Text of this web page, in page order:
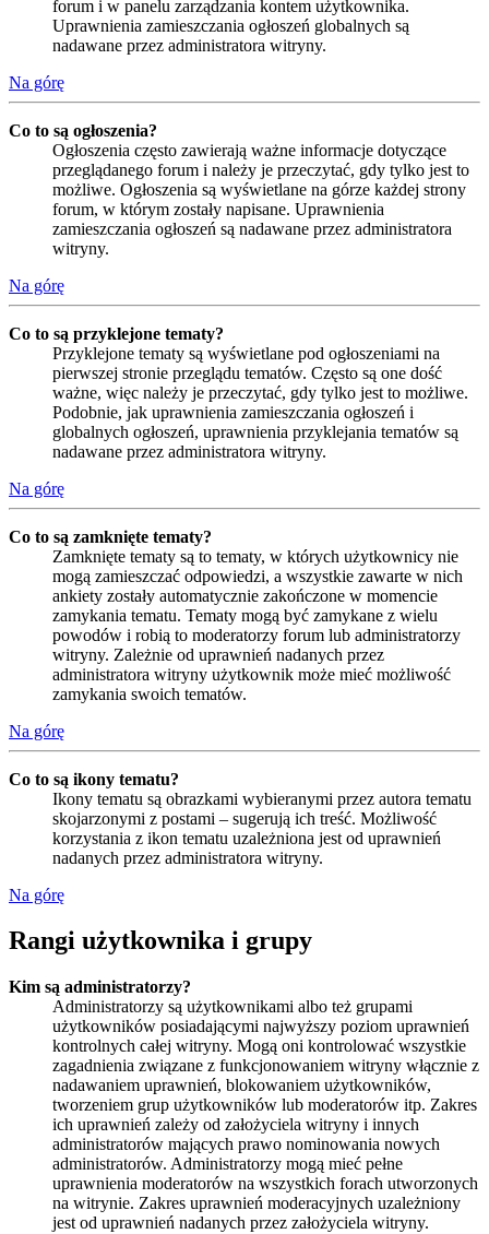
forum i w panelu zarządzania kontem użytkownika.
Uprawnienia zamieszczania ogłoszeń globalnych są
nadawane przez administratora witryny.
Na górę
Co to są ogłoszenia?
Ogłoszenia często zawierają ważne informacje dotyczące
przeglądanego forum i należy je przeczytać, gdy tylko jest to
możliwe. Ogłoszenia są wyświetlane na górze każdej strony
forum, w którym zostały napisane. Uprawnienia
zamieszczania ogłoszeń są nadawane przez administratora
witryny.
Na górę
Co to są przyklejone tematy?
Przyklejone tematy są wyświetlane pod ogłoszeniami na
pierwszej stronie przeglądu tematów. Często są one dość
ważne, więc należy je przeczytać, gdy tylko jest to możliwe.
Podobnie, jak uprawnienia zamieszczania ogłoszeń i
globalnych ogłoszeń, uprawnienia przyklejania tematów są
nadawane przez administratora witryny.
Na górę
Co to są zamknięte tematy?
Zamknięte tematy są to tematy, w których użytkownicy nie
mogą zamieszczać odpowiedzi, a wszystkie zawarte w nich
ankiety zostały automatycznie zakończone w momencie
zamykania tematu. Tematy mogą być zamykane z wielu
powodów i robią to moderatorzy forum lub administratorzy
witryny. Zależnie od uprawnień nadanych przez
administratora witryny użytkownik może mieć możliwość
zamykania swoich tematów.
Na górę
Co to są ikony tematu?
Ikony tematu są obrazkami wybieranymi przez autora tematu
skojarzonymi z postami – sugerują ich treść. Możliwość
korzystania z ikon tematu uzależniona jest od uprawnień
nadanych przez administratora witryny.
Na górę
Rangi użytkownika i grupy
Kim są administratorzy?
Administratorzy są użytkownikami albo też grupami
użytkowników posiadającymi najwyższy poziom uprawnień
kontrolnych całej witryny. Mogą oni kontrolować wszystkie
zagadnienia związane z funkcjonowaniem witryny włącznie z
nadawaniem uprawnień, blokowaniem użytkowników,
tworzeniem grup użytkowników lub moderatorów itp. Zakres
ich uprawnień zależy od założyciela witryny i innych
administratorów mających prawo nominowania nowych
administratorów. Administratorzy mogą mieć pełne
uprawnienia moderatorów na wszystkich forach utworzonych
na witrynie. Zakres uprawnień moderacyjnych uzależniony
jest od uprawnień nadanych przez założyciela witryny.